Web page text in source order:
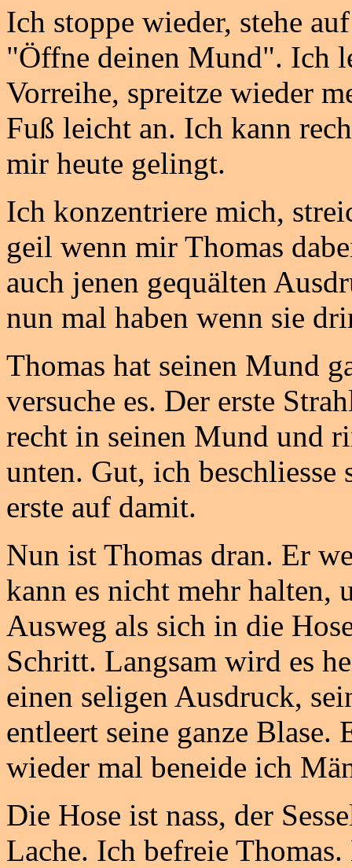
Ich stoppe wieder, stehe
"Öffne deinen Mund". Ich
Vorreihe, spreitze wieder
Fuß leicht an. Ich kann
mir heute gelingt.
Ich konzentriere mich,
geil wenn mir Thomas
auch jenen gequälten
nun mal haben wenn sie
Thomas hat seinen Mund
versuche es. Der erste
recht in seinen Mund und
unten. Gut, ich
erste auf damit.
Nun ist Thomas dran. Er
kann es nicht mehr halten,
Ausweg als sich in die
Schritt. Langsam wird es
einen seligen Ausdruck,
entleert seine ganze
wieder mal beneide ich
Die Hose ist nass, der
Lache. Ich befreie